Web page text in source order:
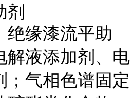
剂
绝缘漆流平助
解液添加剂、电
；气相色谱固定